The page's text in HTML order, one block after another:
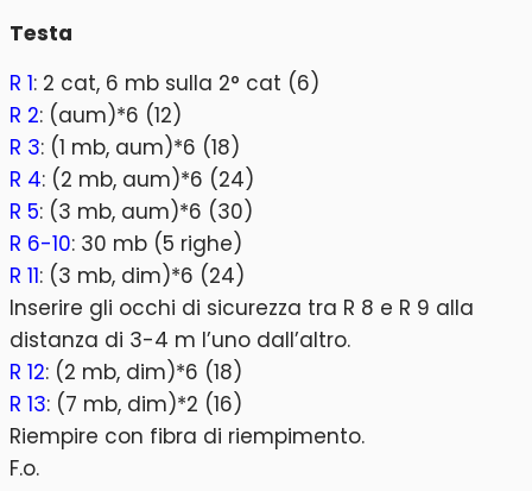
Testa
R 1: 2 cat, 6 mb sulla 2° cat (6)
R 2: (aum)*6 (12)
R 3: (1 mb, aum)*6 (18)
R 4: (2 mb, aum)*6 (24)
R 5: (3 mb, aum)*6 (30)
R 6-10: 30 mb (5 righe)
R 11: (3 mb, dim)*6 (24)
Inserire gli occhi di sicurezza tra R 8 e R 9 alla
distanza di 3-4 m l’uno dall’altro.
R 12: (2 mb, dim)*6 (18)
R 13: (7 mb, dim)*2 (16)
Riempire con fibra di riempimento.
F.o.